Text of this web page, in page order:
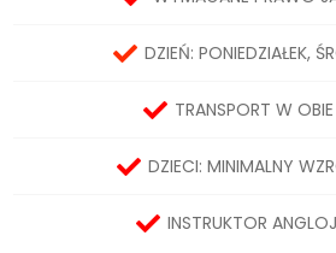
DZIEŃ: PONIEDZIAŁEK,
TRANSPORT W
DZIECI: MINIMALNY
INSTRUKTOR